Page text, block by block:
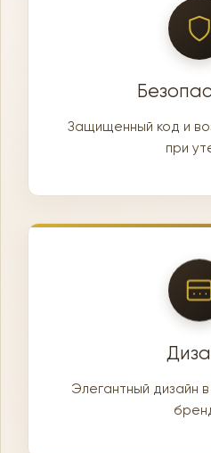
Защищенный код и
при
Элегантный дизайн